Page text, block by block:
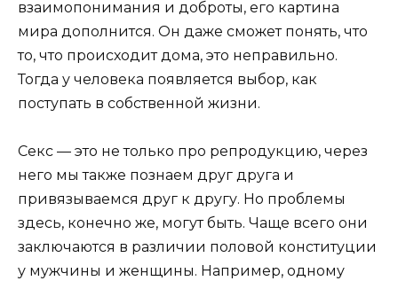
взаимопонимания и доброты, его картина
мира дополнится. Он даже сможет понять, что
то, что происходит дома, это неправильно.
Тогда у человека появляется выбор, как
поступать в собственной жизни.
Секс — это не только про репродукцию, через
него мы также познаем друг друга и
привязываемся друг к другу. Но проблемы
здесь, конечно же, могут быть. Чаще всего они
заключаются в различии половой конституции
у мужчины и женщины. Например, одному